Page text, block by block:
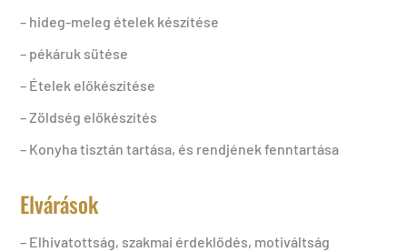
– hideg-meleg ételek készítése
– pékáruk sütése
– Ételek előkészítése
– Zöldség előkészítés
– Konyha tisztán tartása, és rendjének fenntartása
Elvárások
– Elhivatottság, szakmai érdeklődés, motiváltság